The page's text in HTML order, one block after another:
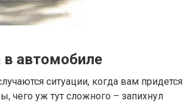
в автомобиле
ситуации, когда вам придется
чего уж тут сложного – запихнул